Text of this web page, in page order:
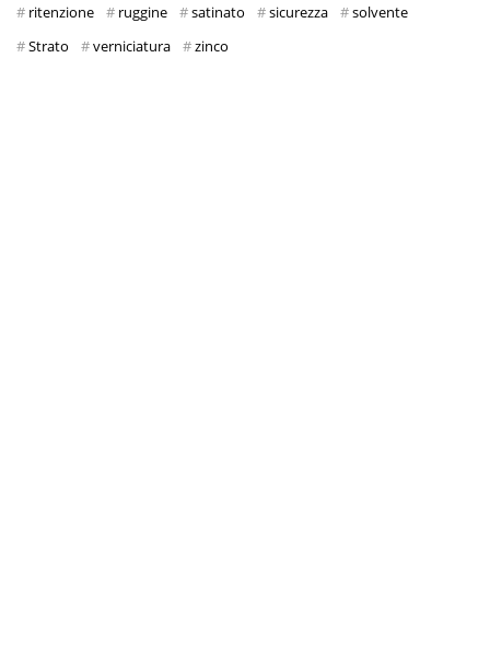
ritenzione
ruggine satinato sicurezza
solvente
Strato
verniciatura zinco